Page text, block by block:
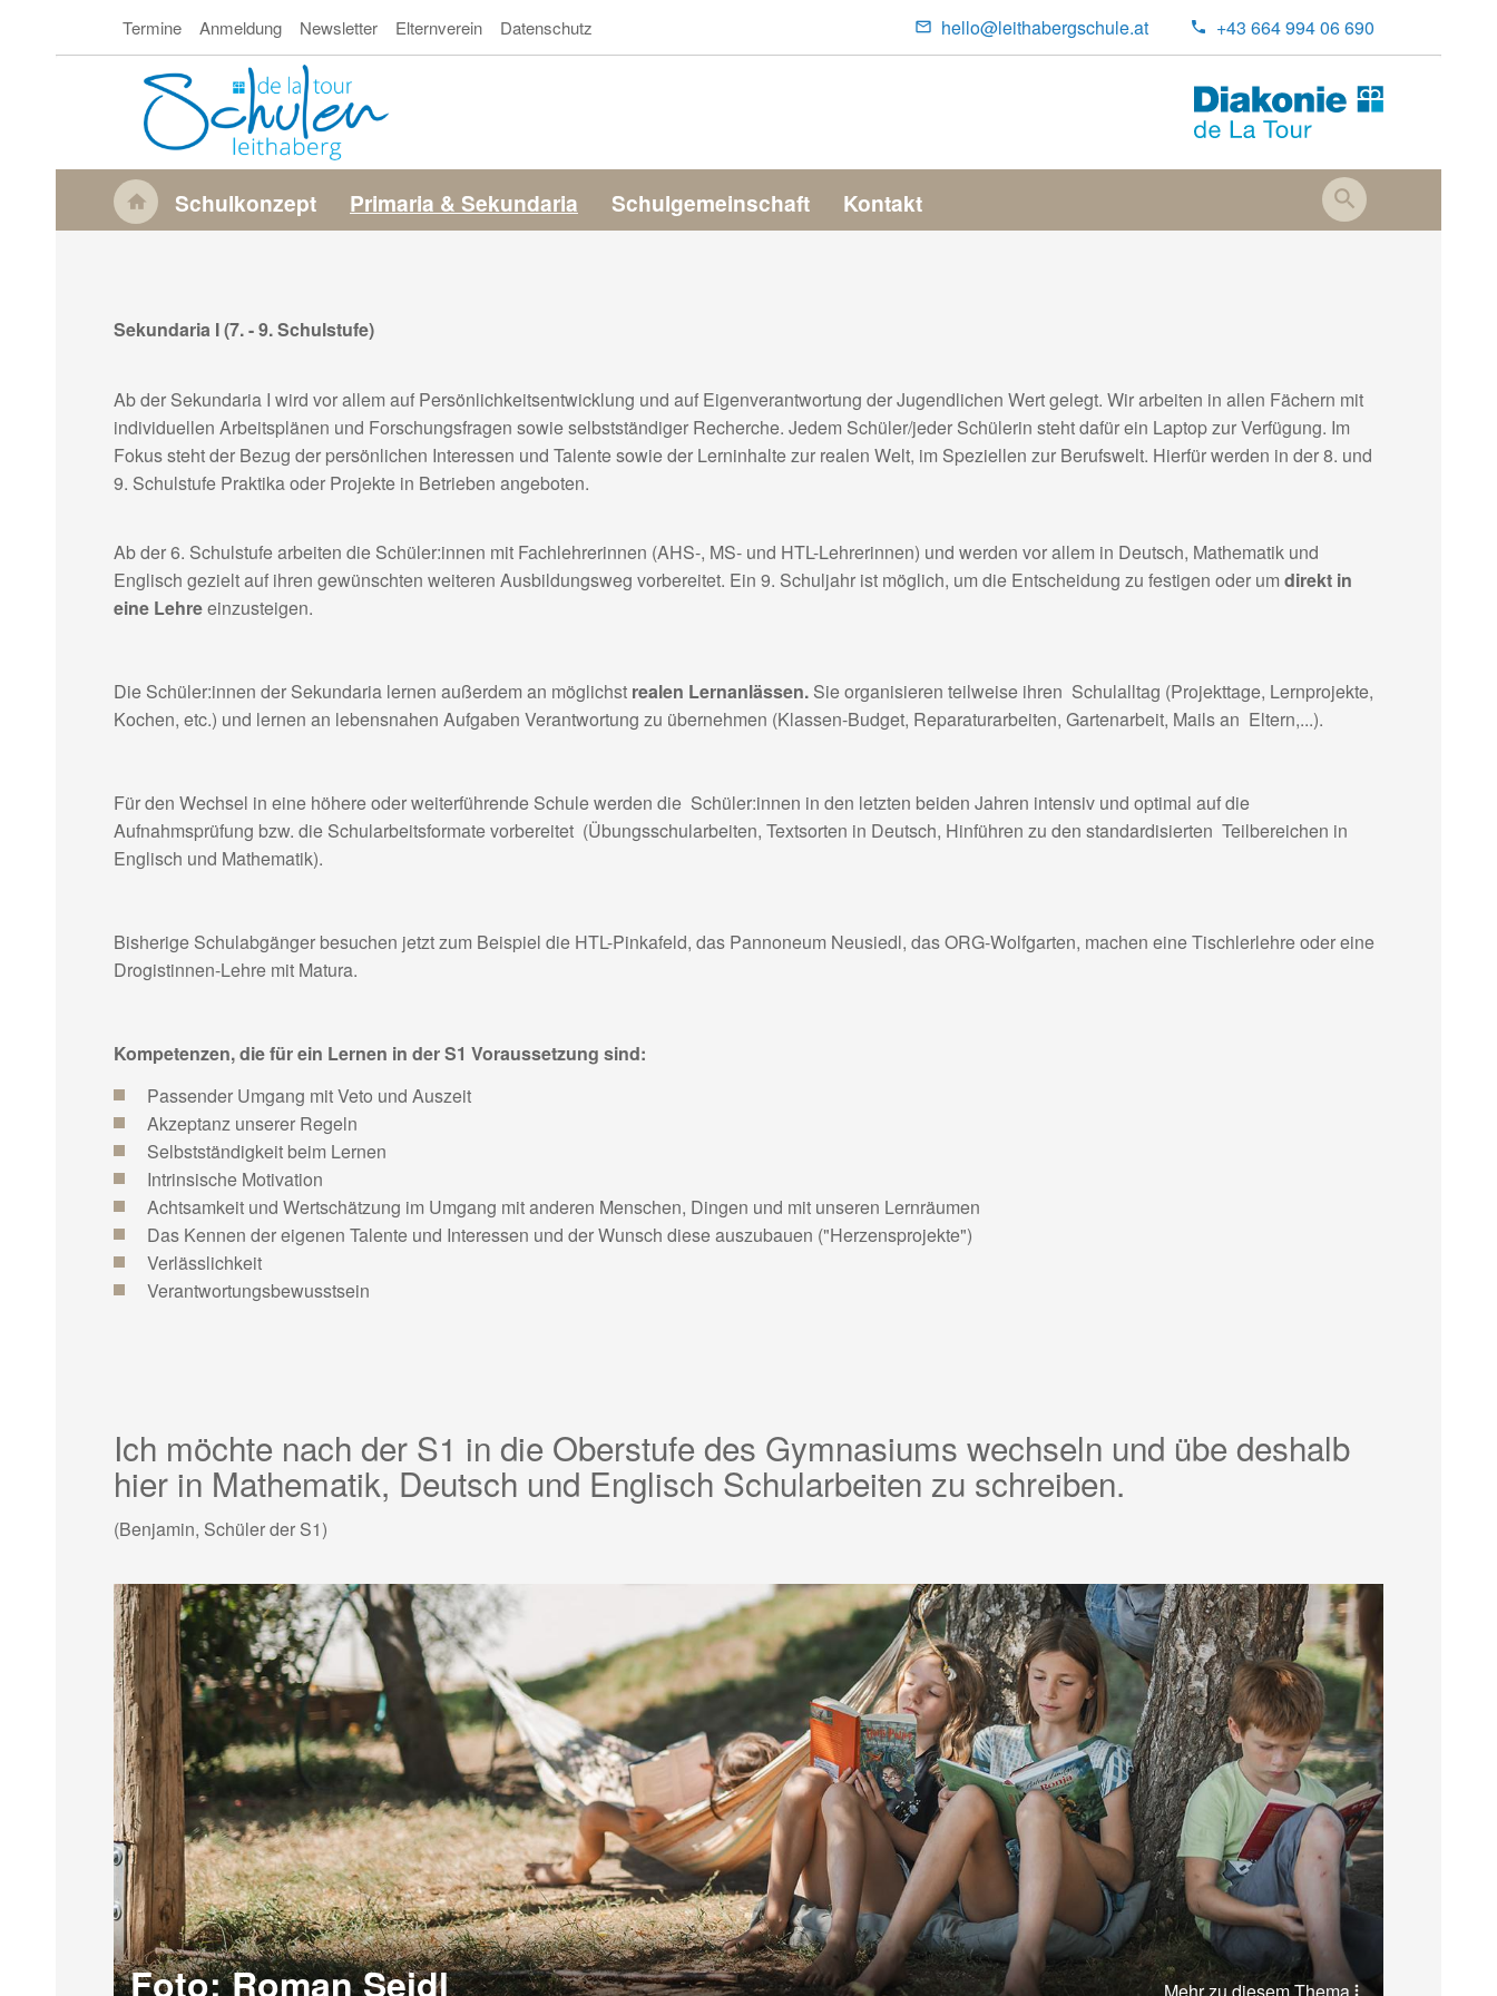
Secondary
Navigation
Termine Anmeldung Newsletter Elternverein Datenschutz
Contact
hello@leithabergschule.at +43 664 994 06 690
M
a
n
v
i
g
a
t
i
o
Schulkonzept Primaria & Sekundaria Schulgemeinschaft Kontakt
Sekundaria I (7. - 9. Schulstufe)
Ab der Sekundaria I wird vor allem auf Persönlichkeitsentwicklung und auf Eigenverantwortung der Jugendlichen Wert gelegt. Wir arbeiten in allen Fächern mit
individuellen Arbeitsplänen und Forschungsfragen sowie selbstständiger Recherche. Jedem Schüler/jeder Schülerin steht dafür ein Laptop zur Verfügung. Im
Fokus steht der Bezug der persönlichen Interessen und Talente sowie der Lerninhalte zur realen Welt, im Speziellen zur Berufswelt. Hierfür werden in der 8. und
9. Schulstufe Praktika oder Projekte in Betrieben angeboten.
Ab der 6. Schulstufe arbeiten die Schüler:innen mit Fachlehrerinnen (AHS-, MS- und HTL-Lehrerinnen) und werden vor allem in Deutsch, Mathematik und
Englisch gezielt auf ihren gewünschten weiteren Ausbildungsweg vorbereitet. Ein 9. Schuljahr ist möglich, um die Entscheidung zu festigen oder um direkt in
eine Lehreeinzusteigen.
Die Schüler:innen der Sekundaria lernen außerdem an möglichst realen Lernanlässen. Sie organisieren teilweise ihren Schulalltag (Projekttage, Lernprojekte,
Kochen, etc.) und lernen an lebensnahen Aufgaben Verantwortung zu übernehmen (Klassen-Budget, Reparaturarbeiten, Gartenarbeit, Mails an Eltern,...).
Für den Wechsel in eine höhere oder weiterführende Schule werden die Schüler:innen in den letzten beiden Jahren intensiv und optimal auf die
Aufnahmsprüfung bzw. die Schularbeitsformate vorbereitet (Übungsschularbeiten, Textsorten in Deutsch, Hinführen zu den standardisierten Teilbereichen in
Englisch und Mathematik).
Bisherige Schulabgänger besuchen jetzt zum Beispiel die HTL-Pinkafeld, das Pannoneum Neusiedl, das ORG-Wolfgarten, machen eine Tischlerlehre oder eine
Drogistinnen-Lehre mit Matura.
Kompetenzen, die für ein Lernen in der S1 Voraussetzung sind:
Passender Umgang mit Veto und Auszeit
Akzeptanz unserer Regeln
Selbstständigkeit beim Lernen
Intrinsische Motivation
Achtsamkeit und Wertschätzung im Umgang mit anderen Menschen, Dingen und mit unseren Lernräumen
Das Kennen der eigenen Talente und Interessen und der Wunsch diese auszubauen ("Herzensprojekte")
Verlässlichkeit
Verantwortungsbewusstsein
Ich möchte nach der S1 in die Oberstufe des Gymnasiums wechseln und übe deshalb
hier in Mathematik, Deutsch und Englisch Schularbeiten zu schreiben.
(Benjamin, Schüler der S1)
Foto: Roman Seidl Mehr zu diesem Thema